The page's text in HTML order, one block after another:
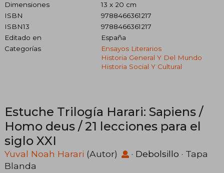
Dimensiones
13 x 20 cm
ISBN
9788466361217
ISBN13
9788466361217
Editado en
España
Categorías
Ensayos Literarios
Historia General Y Del Mundo
Historia Social Y Cultural
Estuche Trilogía Harari: Sapiens /
Homo deus / 21 lecciones para el
siglo XXI
Yuval Noah Harari (Autor) · Debolsillo · Tapa
Blanda